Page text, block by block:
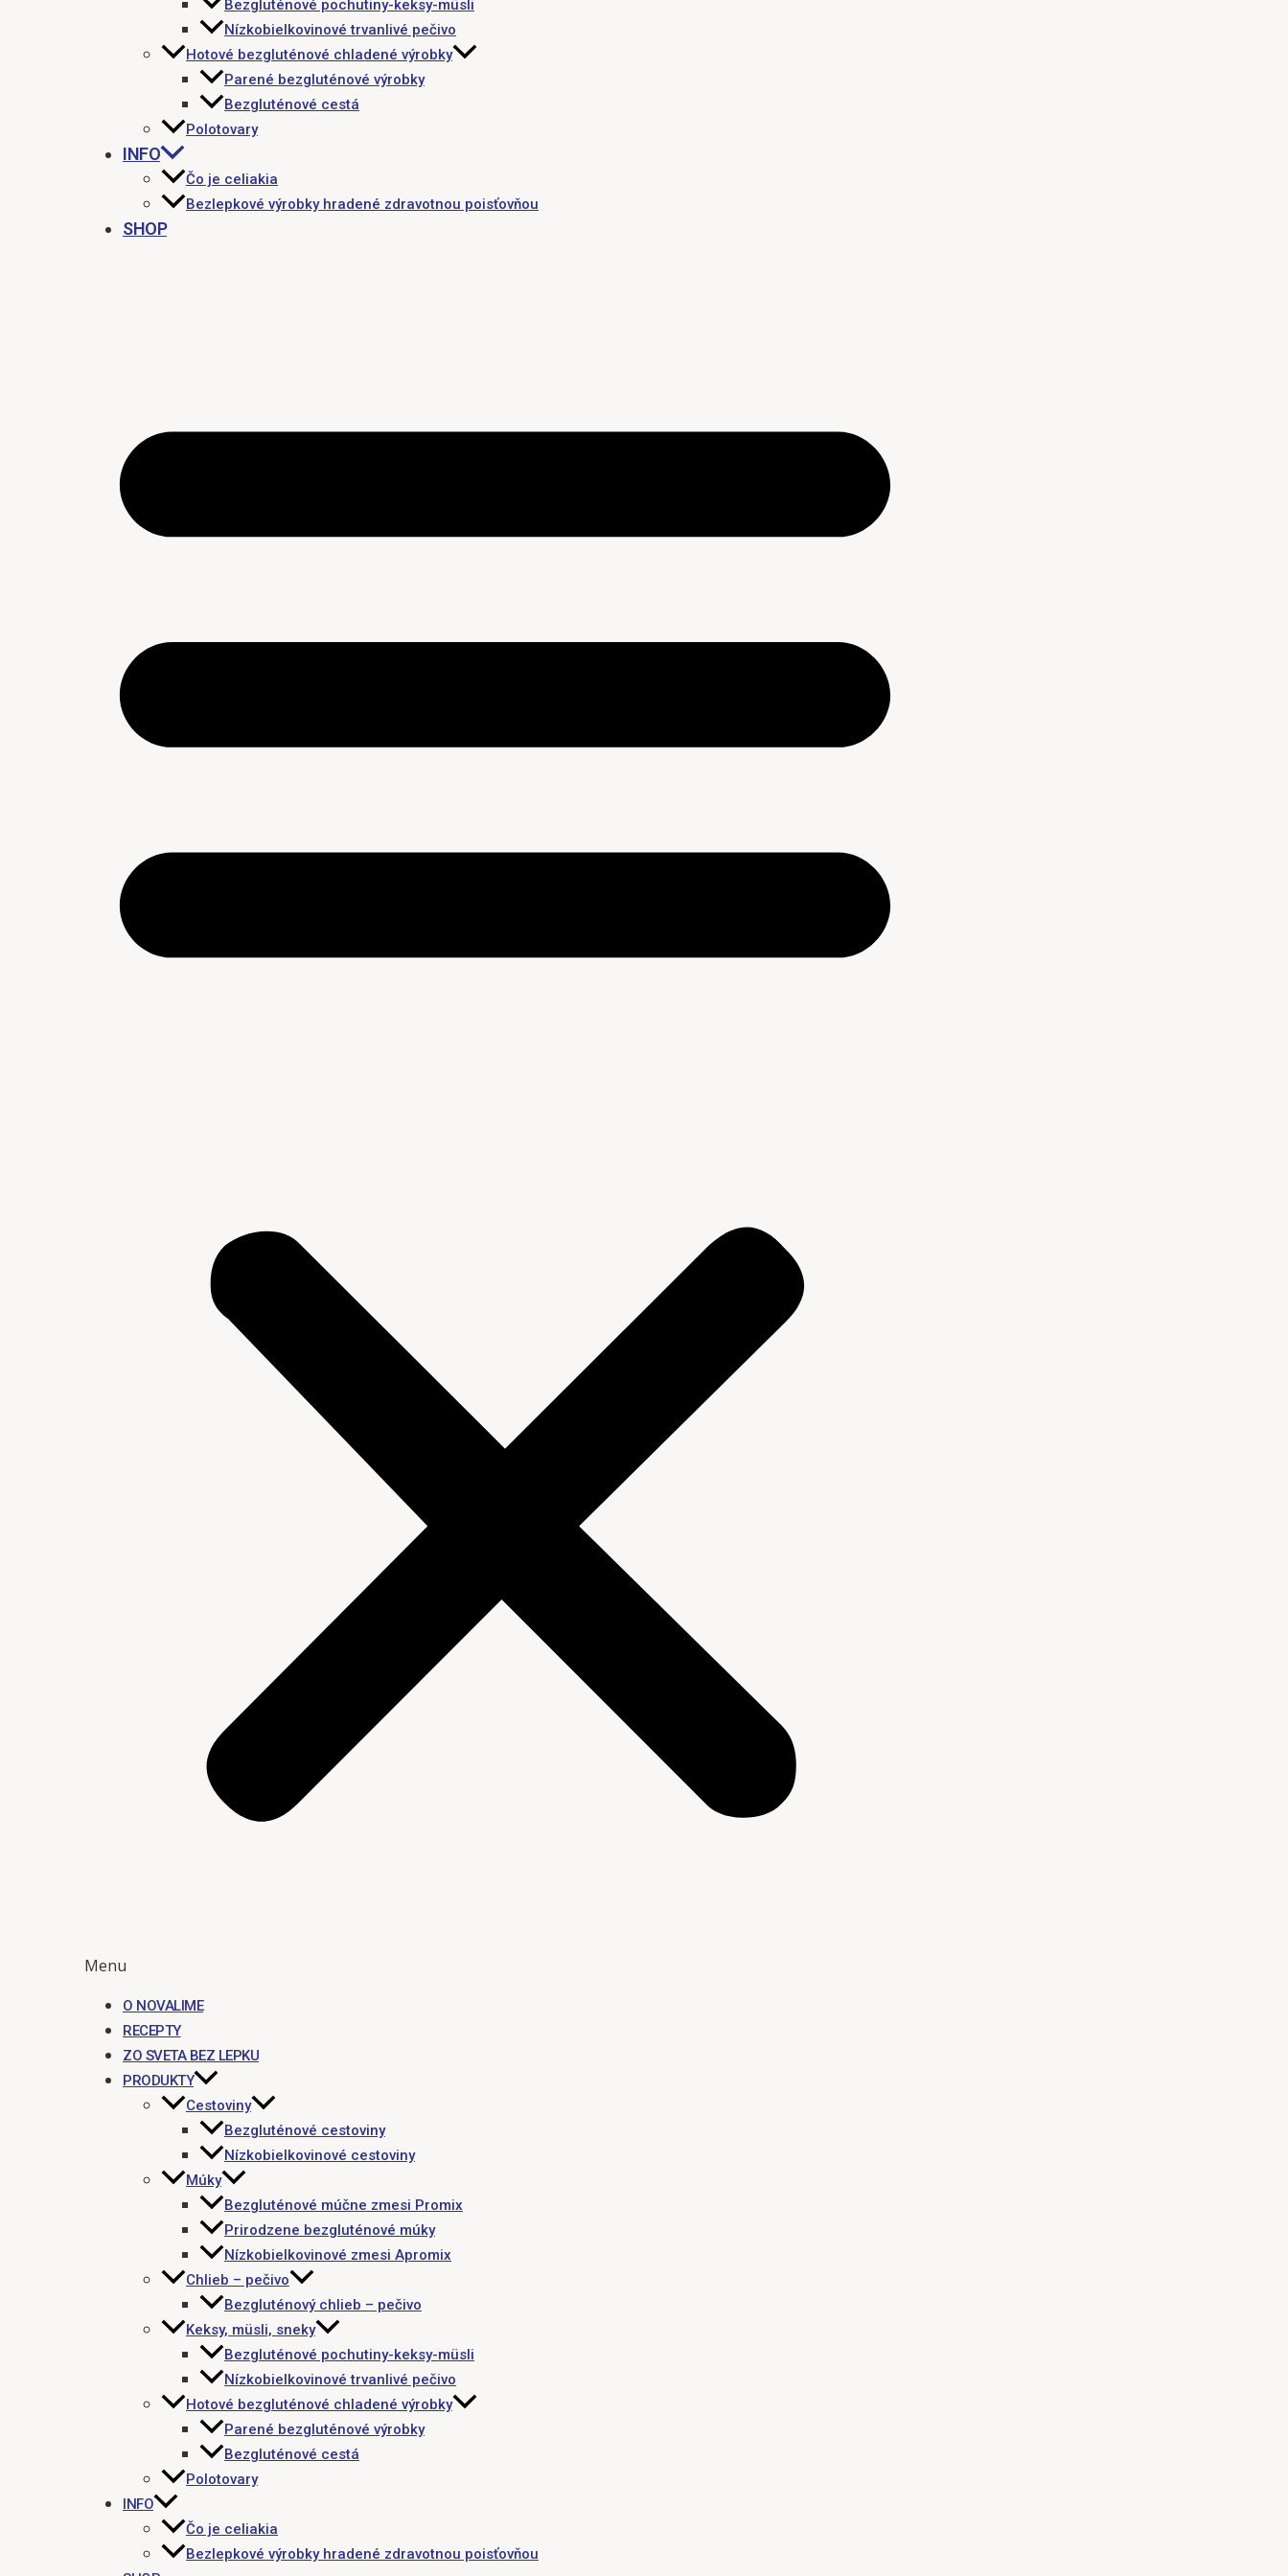
Bezgluténové pochutiny-keksy-müsli
Nízkobielkovinové trvanlivé pečivo
Hotové bezgluténové chladené výrobky
Parené bezgluténové výrobky
Bezgluténové cestá
Polotovary
INFO
Čo je celiakia
Bezlepkové výrobky hradené zdravotnou poisťovňou
SHOP
Menu
O NOVALIME
RECEPTY
ZO SVETA BEZ LEPKU
PRODUKTY
Cestoviny
Bezgluténové cestoviny
Nízkobielkovinové cestoviny
Múky
Bezgluténové múčne zmesi Promix
Prirodzene bezgluténové múky
Nízkobielkovinové zmesi Apromix
Chlieb – pečivo
Bezgluténový chlieb – pečivo
Keksy, müsli, sneky
Bezgluténové pochutiny-keksy-müsli
Nízkobielkovinové trvanlivé pečivo
Hotové bezgluténové chladené výrobky
Parené bezgluténové výrobky
Bezgluténové cestá
Polotovary
INFO
Čo je celiakia
Bezlepkové výrobky hradené zdravotnou poisťovňou